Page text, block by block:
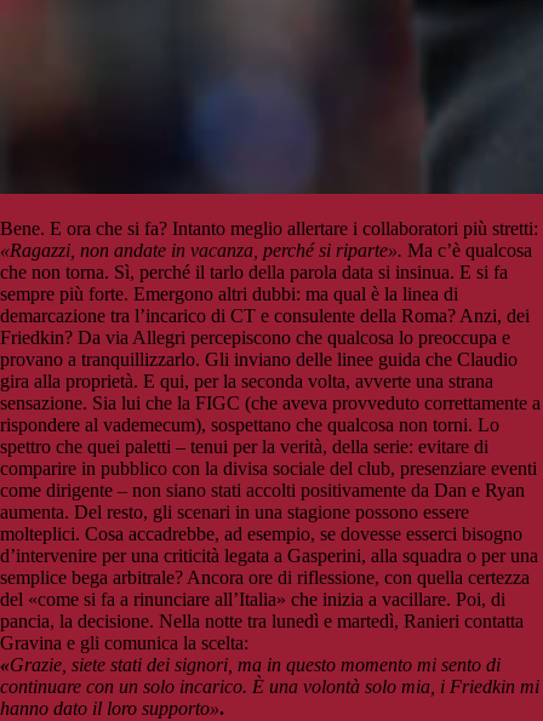
Bene. E ora che si fa? Intanto meglio allertare i collaboratori più stretti:
«Ragazzi, non andate in vacanza, perché si riparte». Ma c’è qualcosa
che non torna. Sì, perché il tarlo della parola data si insinua. E si fa
sempre più forte. Emergono altri dubbi: ma qual è la linea di
demarcazione tra l’incarico di CT e consulente della Roma? Anzi, dei
Friedkin? Da via Allegri percepiscono che qualcosa lo preoccupa e
provano a tranquillizzarlo. Gli inviano delle linee guida che Claudio
gira alla proprietà. E qui, per la seconda volta, avverte una strana
sensazione. Sia lui che la FIGC (che aveva provveduto correttamente a
rispondere al vademecum), sospettano che qualcosa non torni. Lo
spettro che quei paletti – tenui per la verità, della serie: evitare di
comparire in pubblico con la divisa sociale del club, presenziare eventi
come dirigente – non siano stati accolti positivamente da Dan e Ryan
aumenta. Del resto, gli scenari in una stagione possono essere
molteplici. Cosa accadrebbe, ad esempio, se dovesse esserci bisogno
d’intervenire per una criticità legata a Gasperini, alla squadra o per una
semplice bega arbitrale? Ancora ore di riflessione, con quella certezza
del «come si fa a rinunciare all’Italia» che inizia a vacillare. Poi, di
pancia, la decisione. Nella notte tra lunedì e martedì, Ranieri contatta
Gravina e gli comunica la scelta:
«Grazie, siete stati dei signori, ma in questo momento mi sento di
continuare con un solo incarico. È una volontà solo mia, i Friedkin mi
hanno dato il loro supporto».